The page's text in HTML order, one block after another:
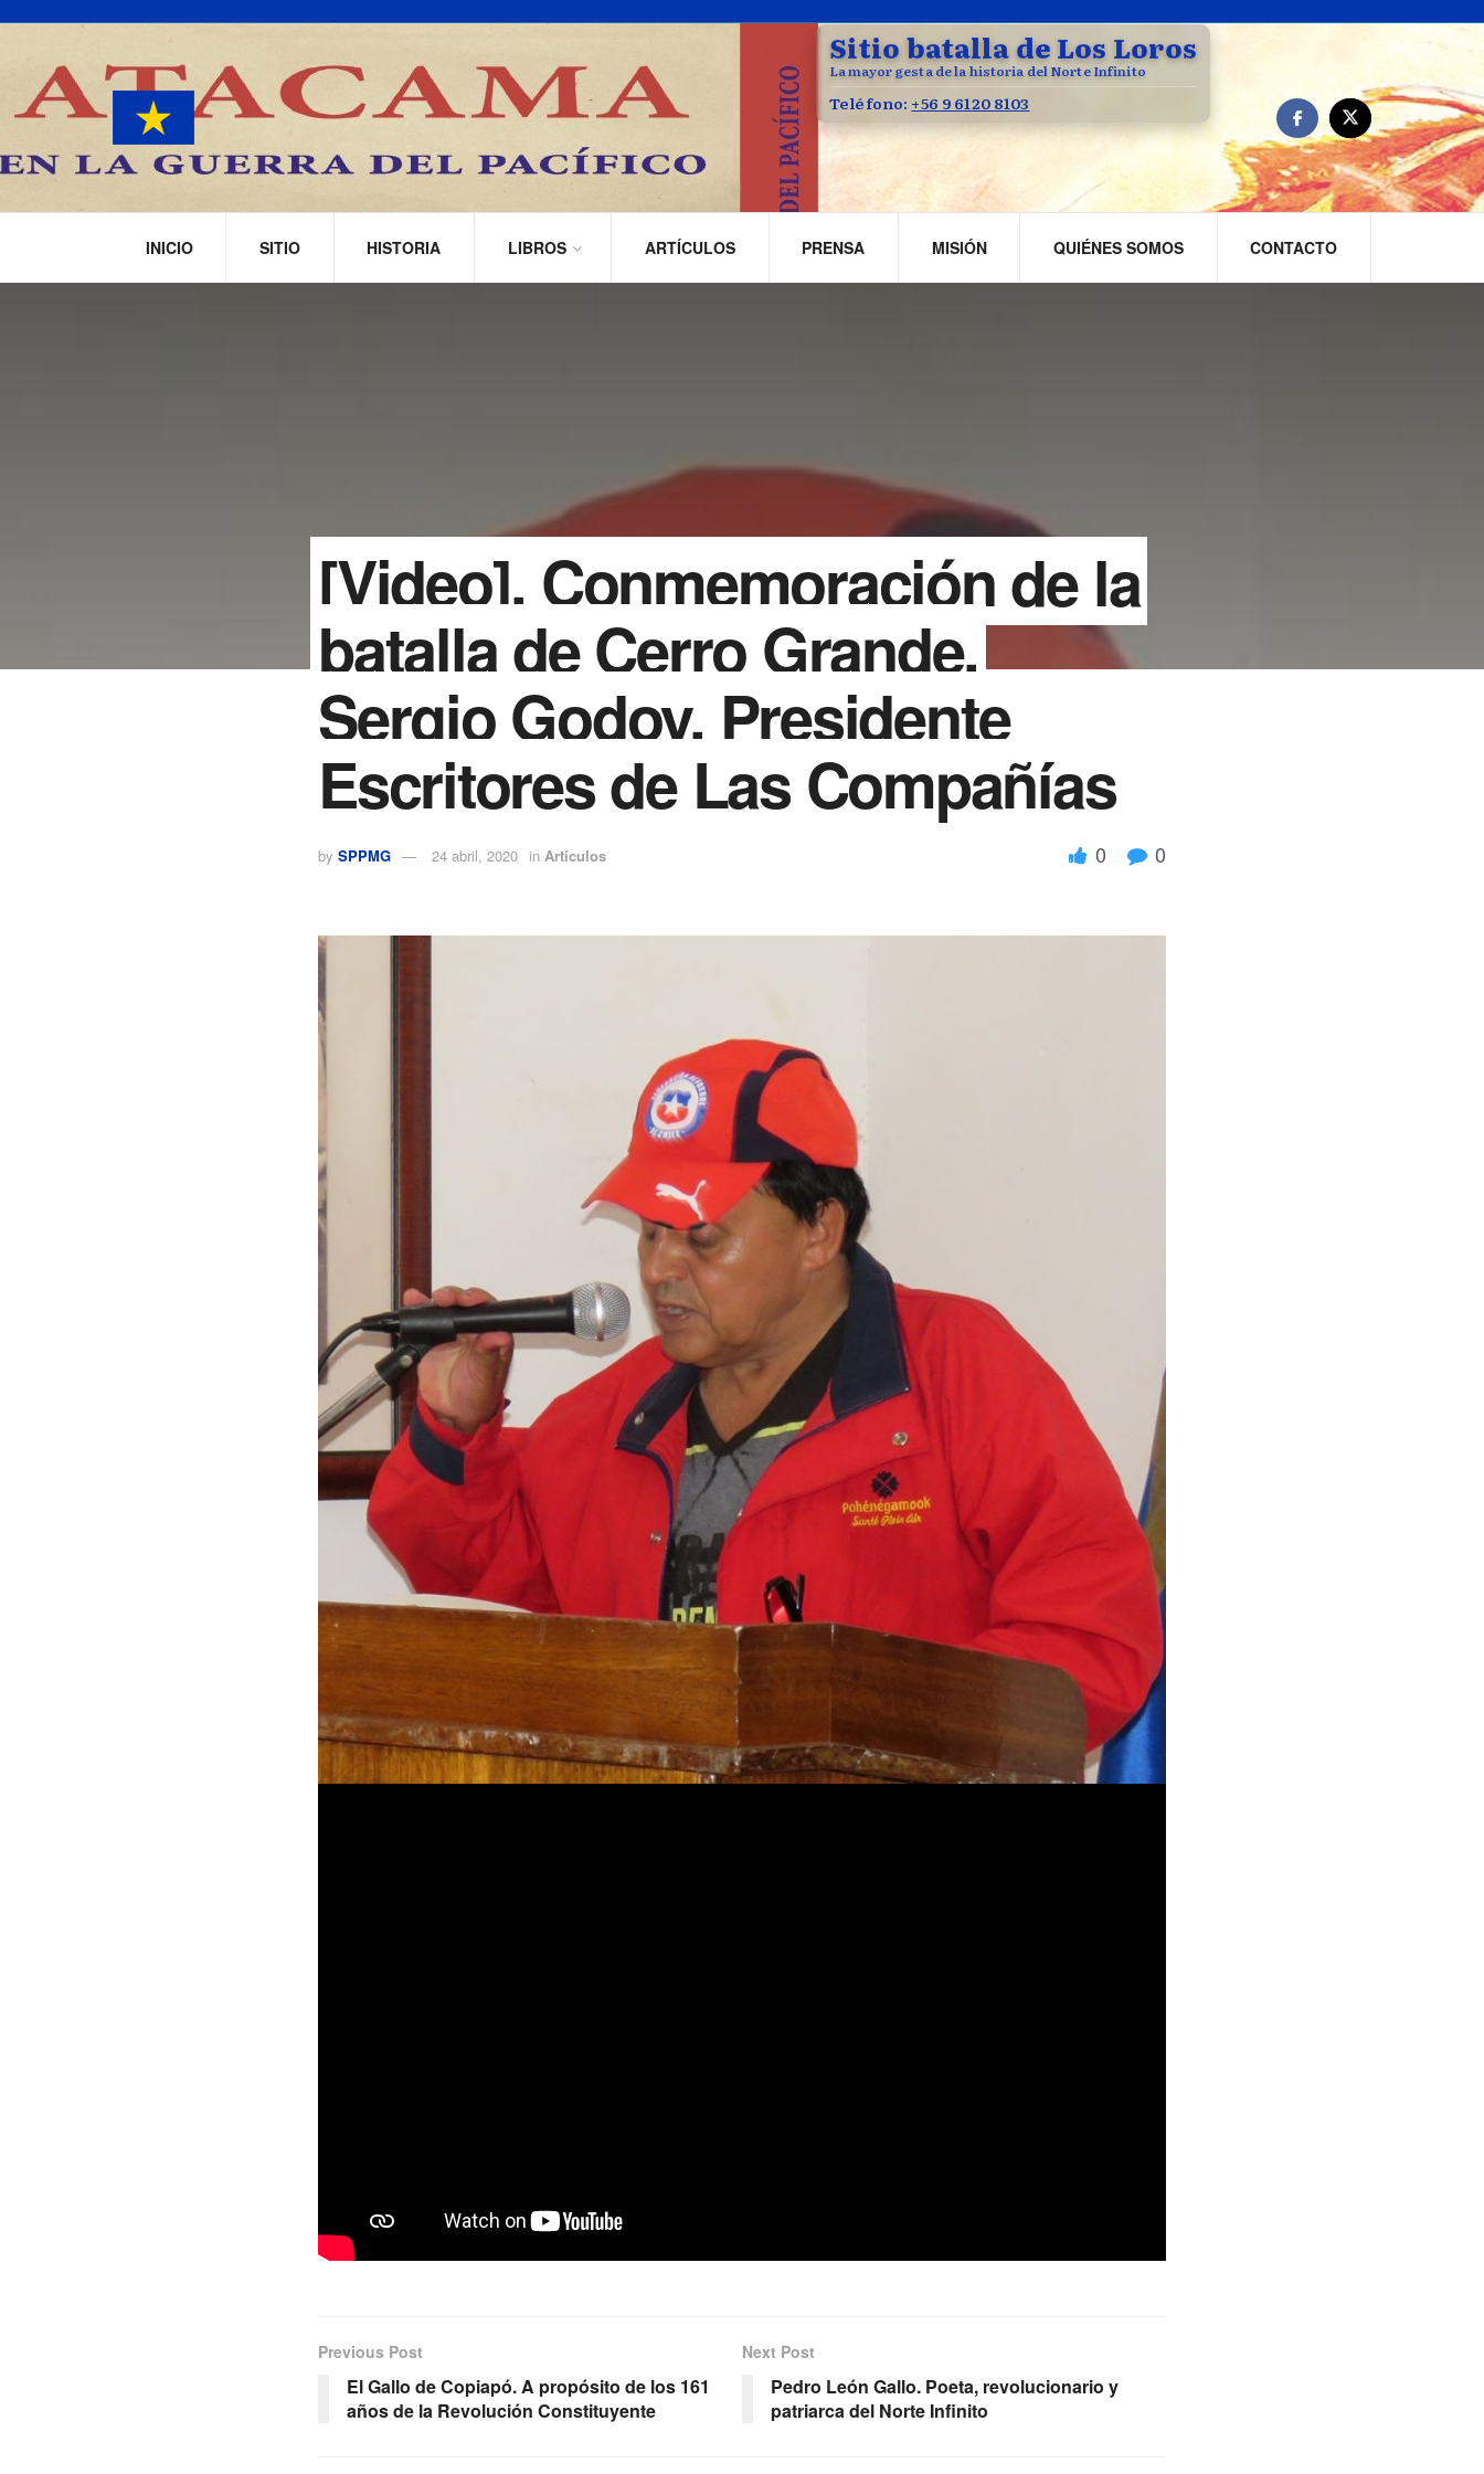
Sitio batalla de Los Loros
La mayor gesta de la historia del Norte Infinito
Teléfono: +56 9 6120 8103
INICIO SITIO HISTORIA LIBROS ARTÍCULOS PRENSA MISIÓN QUIÉNES SOMOS CONTACTO
[Video]. Conmemoración de la
batalla de Cerro Grande.
Sergio Godoy, Presidente
Escritores de Las Compañías
by SPPMG 24 abril, 2020 in Artículos 0 0
Previous Post
El Gallo de Copiapó. A propósito de los 161
años de la Revolución Constituyente
Next Post
Pedro León Gallo. Poeta, revolucionario y
patriarca del Norte Infinito